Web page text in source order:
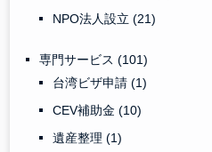
NPO法人設立(21)
専門サービス(101)
台湾ビザ申請(1)
CEV補助金(10)
遺産整理(1)